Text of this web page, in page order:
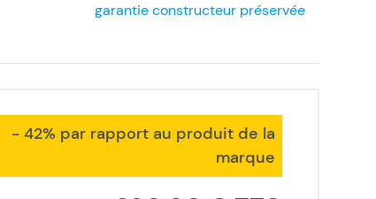
garantie constructeur préservée
- 42% par rapport au produit de la
marque